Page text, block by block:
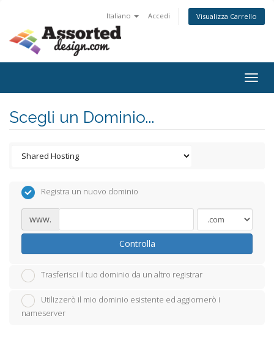
Italiano Accedi Visualizza Carrello
Scegli un Dominio...
Registra un nuovo dominio
www.
Controlla
Trasferisci il tuo dominio da un altro registrar
Utilizzerò il mio dominio esistente ed aggiornerò i
nameserver